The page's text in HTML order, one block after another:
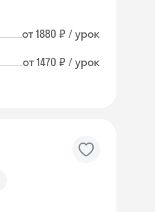
от 1880 ₽ / урок
от 1470 ₽ / урок